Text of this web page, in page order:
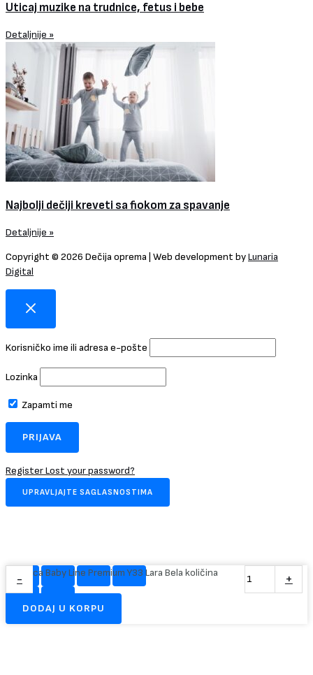
Uticaj muzike na trudnice, fetus i bebe
Detaljnije »
Najbolji dečiji kreveti sa fiokom za spavanje
Detaljnije »
Copyright © 2026 Dečija oprema | Web development byLunaria
Digital
Korisničko ime ili adresa e-pošte
Lozinka
Zapamti me
RegisterLost your password?
UPRAVLJAJTE SAGLASNOSTIMA
-
Hranilica Baby Line Premium Y33 Lara Bela količina +
DODAJ U KORPU